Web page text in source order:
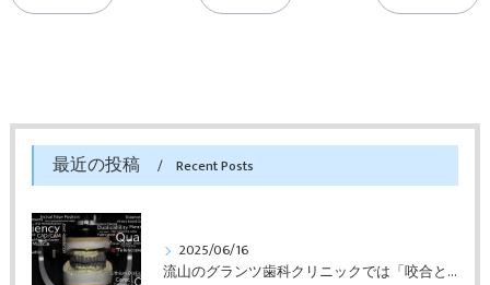
最近の投稿 Recent Posts
2025/06/16
流山のグランツ歯科クリニックでは「咬合と審美」に特化した「補綴専門医」による診断・治療が受けられます。